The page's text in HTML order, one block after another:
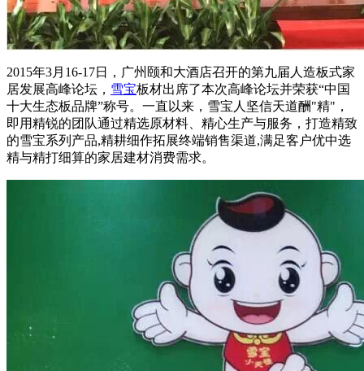
2015年3月16-17日，广州颐和大酒店召开的第九届人造板式家
居发展高峰论坛， 雪宝板材出席了本次高峰论坛并荣获“中国
十大生态板品牌”称号。一直以来，雪宝人坚信天道酬"精"，
即用精锐的团队通过精选原材料、精心生产与服务，打造精致
的雪宝系列产品,精耕细作拓展终端销售渠道,满足客户优中选
精与精打细算的家居建材消费需求。